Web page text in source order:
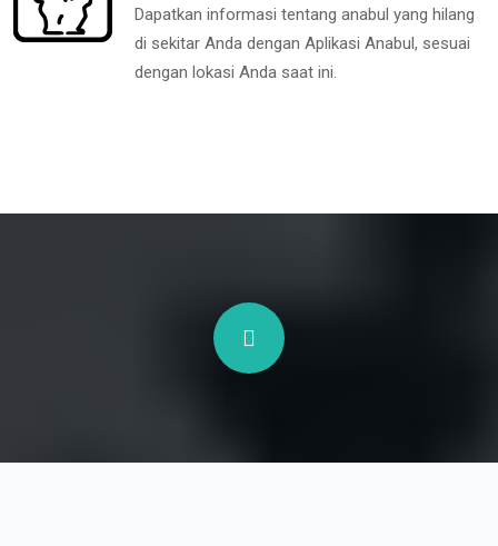
Dapatkan informasi tentang anabul yang hilang
di sekitar Anda dengan Aplikasi Anabul, sesuai
dengan lokasi Anda saat ini.